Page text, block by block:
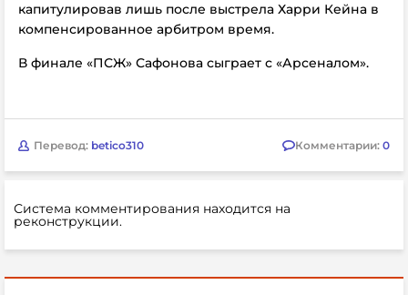
капитулировав лишь после выстрела Харри Кейна в
компенсированное арбитром время.
В финале «ПСЖ» Сафонова сыграет с «Арсеналом».
Перевод: betico310 Комментарии: 0
Система комментирования находится на
реконструкции.